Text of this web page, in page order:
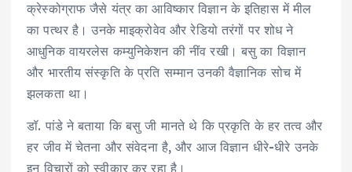
क्रेस्कोग्राफ जैसे यंत्र का आविष्कार विज्ञान के इतिहास में मील
का पत्थर है। उनके माइक्रोवेव और रेडियो तरंगों पर शोध ने
आधुनिक वायरलेस कम्युनिकेशन की नींव रखी। बसु का विज्ञान
और भारतीय संस्कृति के प्रति सम्मान उनकी वैज्ञानिक सोच में
झलकता था।
डॉ. पांडे ने बताया कि बसु जी मानते थे कि प्रकृति के हर तत्व और
हर जीव में चेतना और संवेदना है, और आज विज्ञान धीरे-धीरे उनके
इन विचारों को स्वीकार कर रहा है।